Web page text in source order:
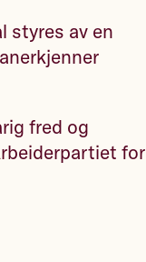
styres av en
fred og
for